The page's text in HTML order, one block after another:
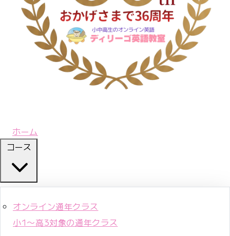
ホーム
コース
オンライン通年クラス
小1〜高3対象の通年クラス